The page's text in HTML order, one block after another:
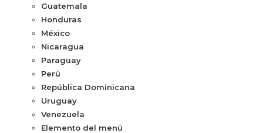
Guatemala
Honduras
México
Nicaragua
Paraguay
Perú
República Dominicana
Uruguay
Venezuela
Elemento del menú